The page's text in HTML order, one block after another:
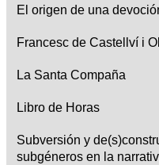
El origen de una
Francesc de Castellví i
La Santa Compaña
Libro de Horas
Subversión y
subgéneros en la